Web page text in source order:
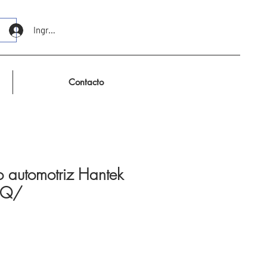
Ingresar
Contacto
automotriz Hantek